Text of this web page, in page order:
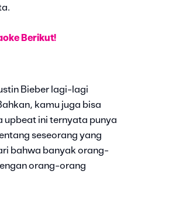
Berikut!
Bieber lagi-lagi
kamu juga bisa
upbeat ini ternyata punya
seseorang yang
bahwa banyak orang-
orang-orang